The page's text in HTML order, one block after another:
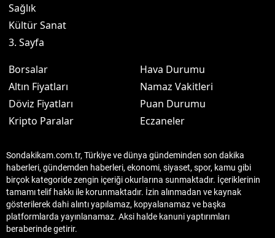
Sağlık
Kültür Sanat
3. Sayfa
Borsalar
Altın Fiyatları
Döviz Fiyatları
Kripto Paralar
Hava Durumu
Namaz Vakitleri
Puan Durumu
Eczaneler
Sondakikam.com.tr, Türkiye ve dünya gündeminden son dakika
haberleri, gündemden haberleri, ekonomi, siyaset, spor, kamu gibi
birçok kategoride zengin içeriği okurlarına sunmaktadır. İçeriklerinin
tamamı telif hakkı ile korunmaktadır. İzin alınmadan ve kaynak
gösterilerek dahi alıntı yapılamaz, kopyalanamaz ve başka
platformlarda yayınlanamaz. Aksi halde kanuni yaptırımları
beraberinde getirir.